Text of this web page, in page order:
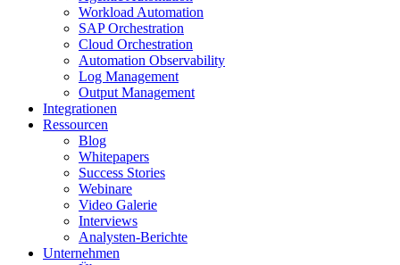
Workload Automation
SAP Orchestration
Cloud Orchestration
Automation Observability
Log Management
Output Management
Integrationen
Ressourcen
Blog
Whitepapers
Success Stories
Webinare
Video Galerie
Interviews
Analysten-Berichte
Unternehmen